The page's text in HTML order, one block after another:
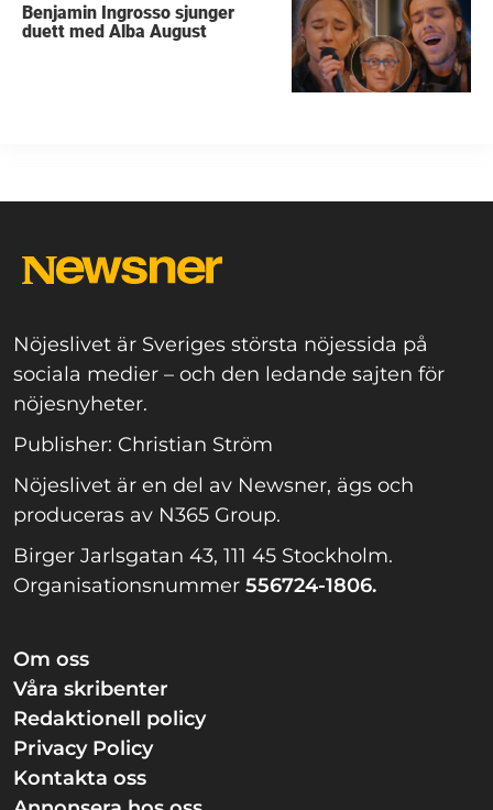
Benjamin Ingrosso sjunger
duett med Alba August
Nöjeslivet är Sveriges största nöjessida på
sociala medier – och den ledande sajten för
nöjesnyheter.
Publisher: Christian Ström
Nöjeslivet är en del av Newsner, ägs och
produceras av N365 Group.
Birger Jarlsgatan 43, 111 45 Stockholm.
Organisationsnummer 556724-1806.
Om oss
Våra skribenter
Redaktionell policy
Privacy Policy
Kontakta oss